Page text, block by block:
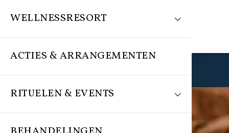
WELLNESSRESORT
ACTIES & ARRANGEMENTEN
RITUELEN & EVENTS